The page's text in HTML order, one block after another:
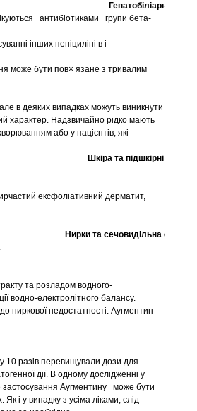
Гепатобіліарні реакції.
антибіотиками групи бета-
інших пеніциліні в і
може бути пов× язане з тривалим
в деяких випадках можуть виникнути
характер. Надзвичайно рідко мають
або у пацієнтів, які
Шкіра та підшкірні тканини.
ексфоліативний дерматит,
Нирки та сечовидільна система.
та розладом водного-
водно-електролітного балансу.
ниркової недостатності. Аугментин
10 разів перевищували дози для
дії. В одному дослідженні у
Аугментину може бути
і у випадку з усіма ліками, слід